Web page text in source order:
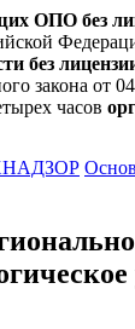
ОПО без
без
закона
часов